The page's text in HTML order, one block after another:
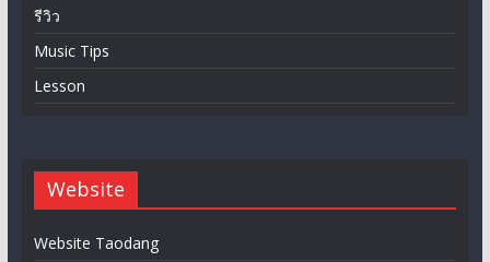
รีวิว
Music Tips
Lesson
Website
Website Taodang